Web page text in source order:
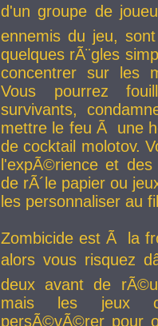
d'un groupe de
ennemis du jeu,
quelques rÃ¨gles
concentrer sur les
Vous pourrez
survivants,
mettre le feu Ã une
de cocktail molotov.
l'expÃ©rience et
de rÃ´le papier ou
les personnaliser au
Zombicide est Ã la
alors vous risquez
deux avant de
mais les jeux
persÃ©vÃ©rer pour